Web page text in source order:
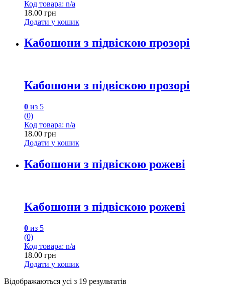
Код товара: n/a
18.00 грн
Додати у кошик
Кабошони з підвіскою прозорі
Кабошони з підвіскою прозорі
0 из 5
(0)
Код товара: n/a
18.00 грн
Додати у кошик
Кабошони з підвіскою рожеві
Кабошони з підвіскою рожеві
0 из 5
(0)
Код товара: n/a
18.00 грн
Додати у кошик
Відображаються усі з 19 результатів